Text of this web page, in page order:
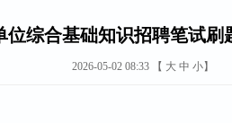
位综合基础知识招聘笔试刷
2026-05-02 08:33 【 大 中 小】